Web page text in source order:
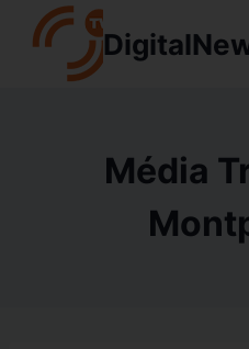
contenu
Média